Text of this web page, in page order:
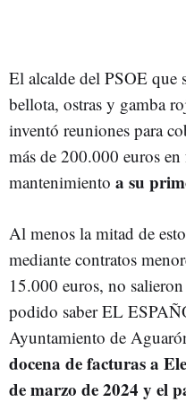
El alcalde del PSOE que
bellota, ostras y gamba
inventó reuniones para
más de 200.000 euros
mantenimiento a su
Al menos la mitad de
mediante contratos
15.000 euros, no
podido saber EL
Ayuntamiento de
docena de facturas a
de marzo de 2024 y el